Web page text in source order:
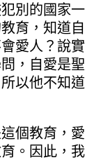
別的國家一
育，知道自
愛人？說實
，自愛是聖
以他不知道
個教育，愛
。因此，我